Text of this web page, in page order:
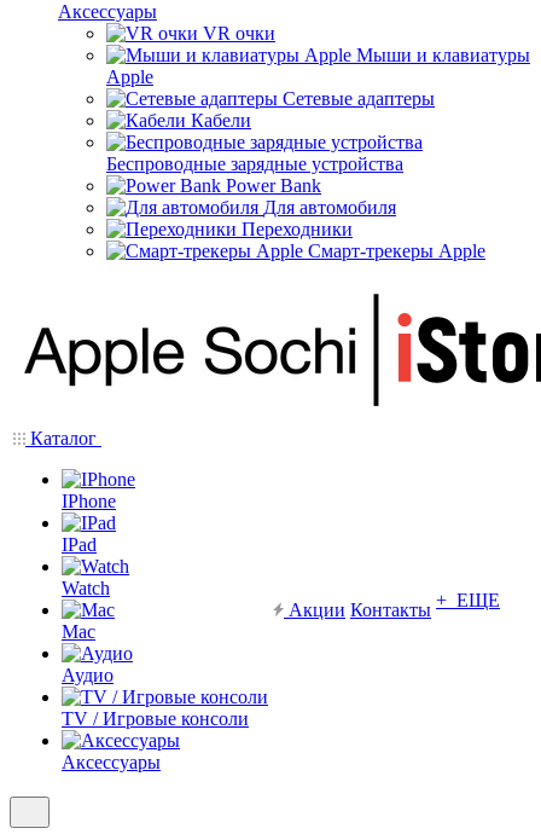
Аксессуары
VR очки
Мыши и клавиатуры
Apple
Сетевые адаптеры
Кабели
Беспроводные зарядные устройства
Power Bank
Для автомобиля
Переходники
Смарт-трекеры Apple
Каталог
IPhone
IPad
Watch
Mac
Аудио
TV / Игровые консоли
Аксессуары
Акции Контакты + ЕЩЕ